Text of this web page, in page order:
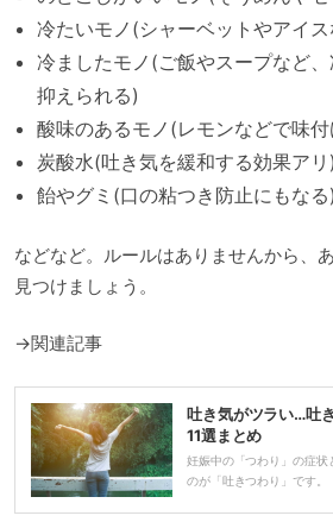
冷たいモノ(シャーベットやアイス
冷ましたモノ(ご飯やスープなど
抑えられる)
酸味のあるモノ(レモンなどで味
炭酸水(吐き気を緩和する効果アリ)
飴やグミ(口の粘つき防止にもなる)
などなど。ルールはありませんから、
見つけましょう。
→関連記事
吐き気がツラい…吐
11選まとめ
妊娠中の「つわり」の症
のが「吐きつわり」です